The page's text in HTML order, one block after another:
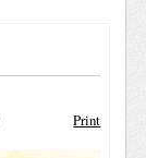
Print